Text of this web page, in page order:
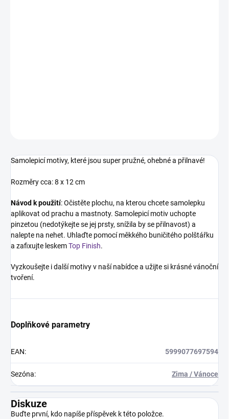
Samolepicí motivy, které jsou super pružné, ohebné a přilnavé!
Rozměry cca: 8 x 12 cm
Návod k použití: Očistěte plochu, na kterou chcete samolepku
aplikovat od prachu a mastnoty. Samolepicí motiv uchopte
pinzetou (nedotýkejte se jej prsty, snížila by se přilnavost) a
nalepte na nehet. Uhlaďte pomocí měkkého buničitého polštářku
a zafixujte leskemTop Finish.
Vyzkoušejte i další motivy v naší nabídce a užijte si krásné vánoční
tvoření.
Doplňkové parametry
EAN: 5999077697594
Sezóna: Zima / Vánoce
Diskuze
Buďte první, kdo napíše příspěvek k této položce.